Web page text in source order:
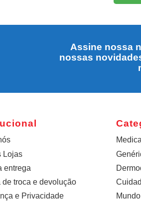
Assine nossa
nossas
Lojas
entrega
de troca e devolução
e Privacidade